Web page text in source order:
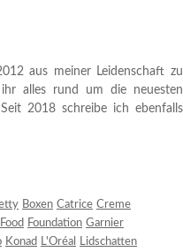
aus meiner Leidenschaft zu
alles rund um die neuesten
2018 schreibe ich ebenfalls
Boxen Catrice Creme
Food Foundation Garnier
Konad L'Oréal
Lidschatten